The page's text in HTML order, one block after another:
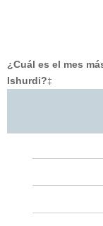
¿Cuál es el mes
Ishurdi?‡